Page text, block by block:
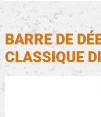
BARRE DE
CLASSIQUE